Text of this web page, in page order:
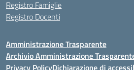
Registro Famiglie
Registro Docenti
Amministrazione Trasparente
Archivio Amministrazione
Privacy PolicyDichiarazione di